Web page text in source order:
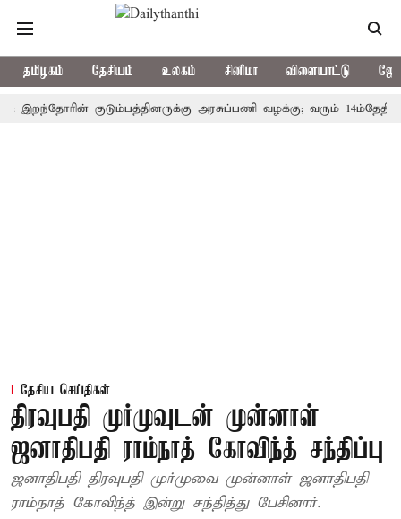
தமிழகம் தேசியம் உலகம் சினிமா விளையாட்டு
குடும்பத்தினருக்கு அரசுப்பணி வழக்கு; வரும் 14ம்தேதி
தேசிய செய்திகள்
திரவுபதி முர்முவுடன் முன்னாள்
ஜனாதிபதி ராம்நாத் கோவிந்த் சந்திப்பு
ஜனாதிபதி திரவுபதி முர்முவை முன்னாள் ஜனாதிபதி
ராம்நாத் கோவிந்த் இன்று சந்தித்து பேசினார்.